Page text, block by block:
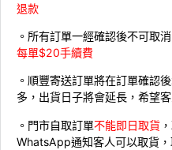
退款
。所有訂單一經確認後不可取
每單$20手續費
。順豐寄送訂單將在訂單確認後
多，出貨日子將會延長，希望
。門市自取訂單不能即日取貨
WhatsApp通知客人可以取貨